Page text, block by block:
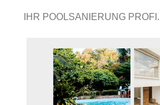
IHR POOLSANIERUNG PROFI.